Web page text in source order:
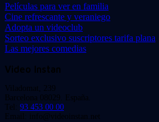
Películas para ver en familia
Cine refrescante y veraniego
Adopta un videoclub
Sorteo exclusivo suscriptores tarifa plana
Las mejores comedias
Video Instan
Viladomat, 239
Barcelona 08029. España.
Tel: 93 453 00 00
Email: info@videoinstan.net